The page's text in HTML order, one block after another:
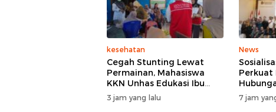
kesehatan
Cegah Stunting Lewat
Permainan, Mahasiswa
KKN Unhas Edukasi Ibu
Hamil dan Ibu Balita di
Desa Binuang
3 jam yang lalu
News
Perkuat
7 jam